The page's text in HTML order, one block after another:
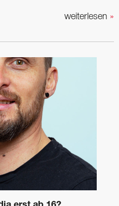
weiterlesen »